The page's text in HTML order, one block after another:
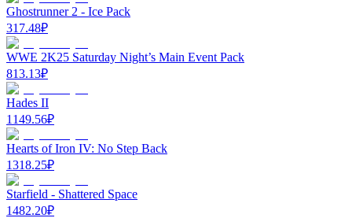
Ghostrunner 2 - Ice Pack
317.48₽
WWE 2K25 Saturday Night’s Main Event Pack
813.13₽
Hades II
1149.56₽
Hearts of Iron IV: No Step Back
1318.25₽
Starfield - Shattered Space
1482.20₽